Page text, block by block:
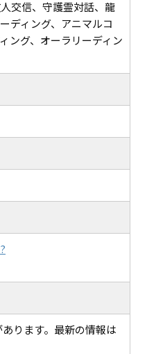
交信、守護霊対話、龍
ディング、アニマルコ
ング、オーラリーディン
ります。最新の情報は